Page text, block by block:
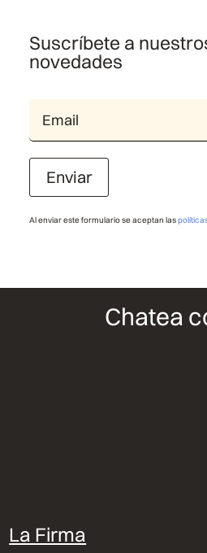
Suscríbete a
novedades
Enviar
Al enviar este formulario se aceptan las
Chatea
La Firma